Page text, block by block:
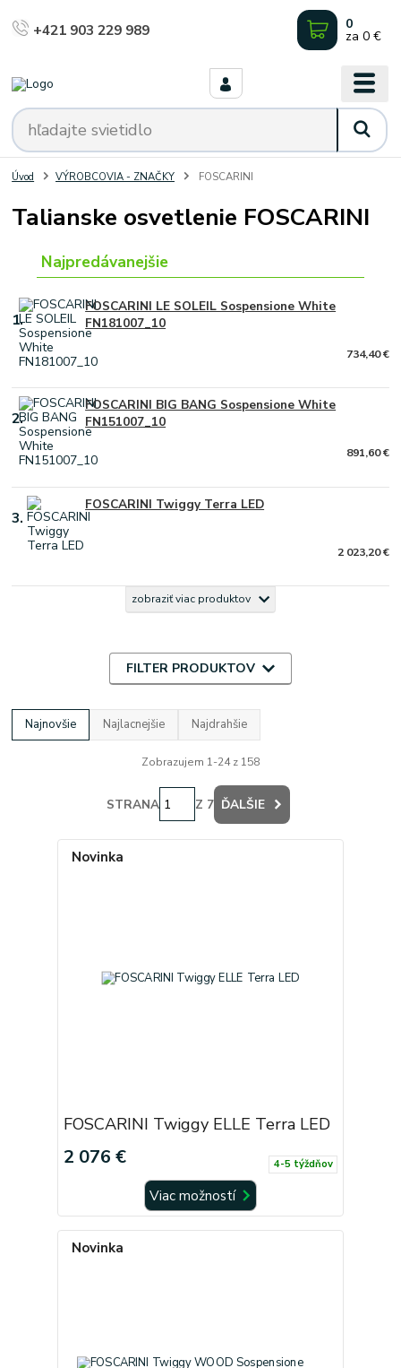
+421 903 229 989 0
za 0 €
Úvod VÝROBCOVIA - ZNAČKY FOSCARINI
Talianske osvetlenie FOSCARINI
Najpredávanejšie
1.
FOSCARINI LE SOLEIL Sospensione White
FN181007_10
734,40 €
2.
FOSCARINI BIG BANG Sospensione White
FN151007_10
891,60 €
3.
FOSCARINI Twiggy Terra LED
2 023,20 €
zobraziť viac produktov
FILTER PRODUKTOV
Najnovšie Najlacnejšie Najdrahšie
Zobrazujem 1-24 z 158
STRANA Z 7 ĎALŠIE
Novinka
FOSCARINI Twiggy ELLE Terra LED
2 076 € 4-5 týždňov
Viac možností
Novinka